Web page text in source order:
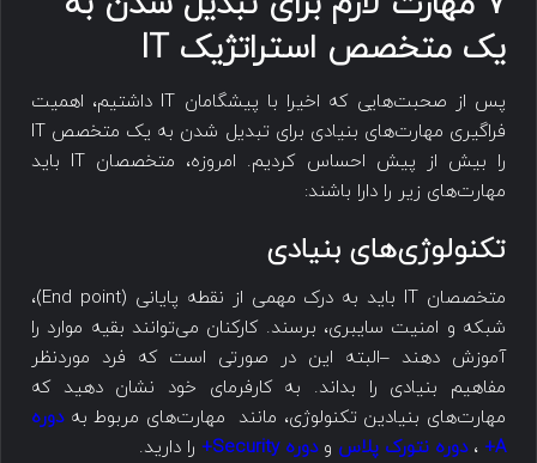
یک متخصص استراتژیک IT
پس از صحبت‌هایی که اخیرا با پیشگامان IT داشتیم، اهمیت
فراگیری مهارت‌های بنیادی برای تبدیل شدن به یک متخصص IT
را بیش از پیش احساس کردیم. امروزه، متخصصان IT باید
مهارت‌های زیر را دارا باشند:
تکنولوژی‌های بنیادی
متخصصان IT باید به درک مهمی از نقطه پایانی (End point)،
شبکه و امنیت سایبری، برسند. کارکنان می‌توانند بقیه موارد را
آموزش دهند –البته این در صورتی است که فرد موردنظر
مفاهیم بنیادی را بداند. به کارفرمای خود نشان دهید که
مهارت‌های بنیادین تکنولوژی، مانند مهارت‌های مربوط بهدوره
A+
،دوره نتورک پلاس ودوره Security+ را دارید.